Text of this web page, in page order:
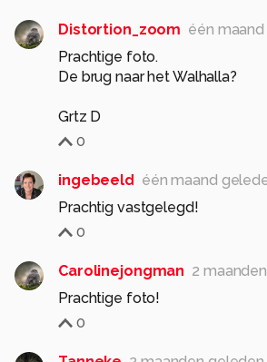
Distortion_zoom één
Prachtige foto.
De brug naar het Walhalla?
Grtz D
0
ingebeeld één maand
Prachtig vastgelegd!
0
Carolinejongman 2
Prachtige foto!
0